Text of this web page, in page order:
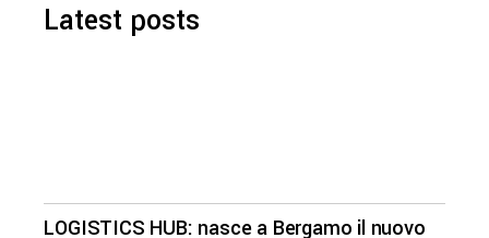
Latest posts
LOGISTICS HUB: nasce a Bergamo il nuovo